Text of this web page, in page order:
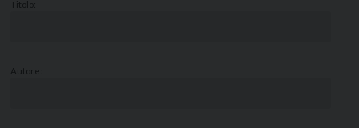
Titolo:
Autore: